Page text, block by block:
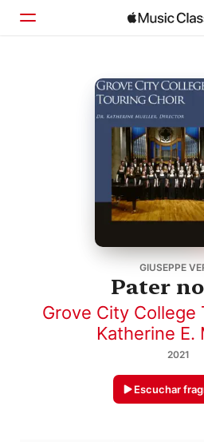
Explorar
GIUSEPPE
Pater
Grove City College
Katherine E.
2021
Escuchar